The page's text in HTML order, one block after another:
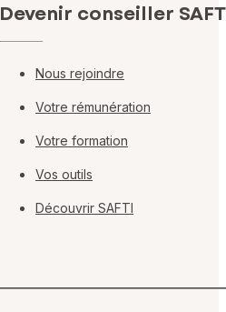
Devenir conseiller
Nous rejoindre
Votre rémunération
Votre formation
Vos outils
Découvrir SAFTI